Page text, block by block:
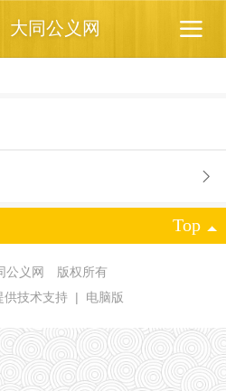
大同公义网
Top
公义网 版权所有
技术支持
| 电脑版